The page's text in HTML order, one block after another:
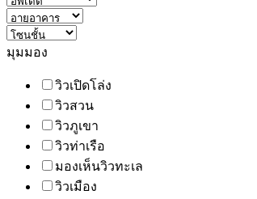
มุมมอง
วิวเปิดโล่ง
วิวสวน
วิวภูเขา
วิวท่าเรือ
มองเห็นวิวทะเล
วิวเมือง